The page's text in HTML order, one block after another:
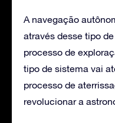
A navegação
através desse tipo
processo de
tipo de sistema vai
processo de
revolucionar a